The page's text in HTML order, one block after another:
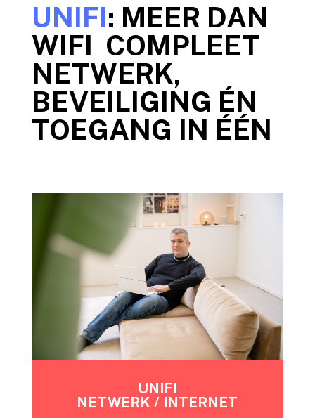
UNIFI: MEER DAN
WIFI COMPLEET
NETWERK,
BEVEILIGING ÉN
TOEGANG IN ÉÉN
UNIFI
NETWERK / INTERNET